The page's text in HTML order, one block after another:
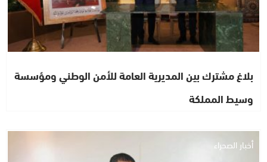
بلاغ مشترك بين المديرية العامة للأمن الوطني ومؤسسة
وسيط المملكة
أخبار الصحراء